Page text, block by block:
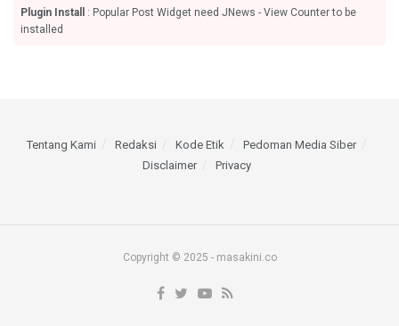
Plugin Install
: Popular Post Widget need JNews - View Counter to be
installed
Tentang Kami Redaksi Kode Etik
Pedoman Media Siber
Disclaimer
Privacy
Copyright © 2025 - masakini.co